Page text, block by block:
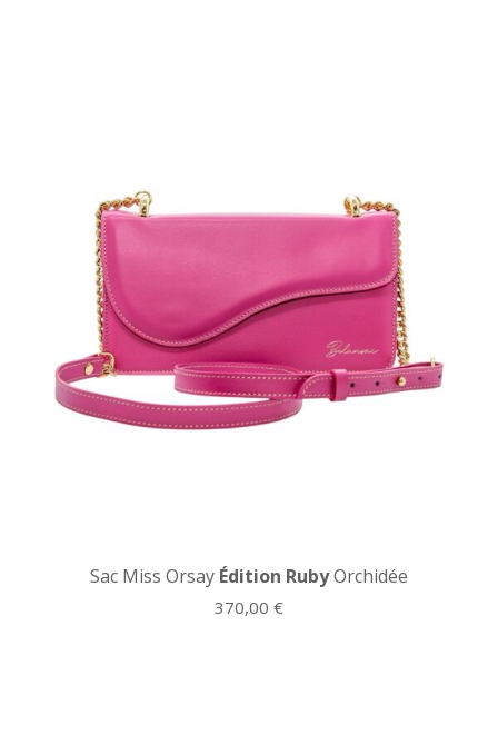
Sac Miss Orsay Édition RubyOrchidée
370,00 €